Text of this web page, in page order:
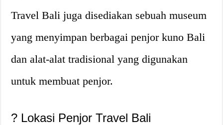
Travel Bali juga disediakan sebuah museum
yang menyimpan berbagai penjor kuno Bali
dan alat-alat tradisional yang digunakan
untuk membuat penjor.
? Lokasi Penjor Travel Bali